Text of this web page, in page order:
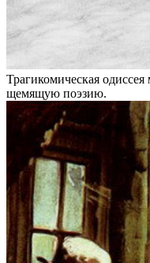
Трагикомическая
щемящую поэзию.